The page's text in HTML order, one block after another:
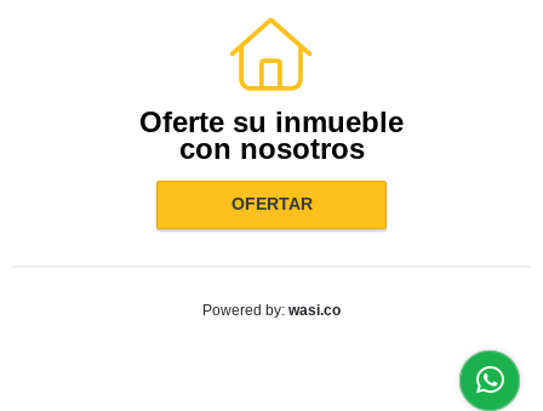
Oferte su inmueble
con nosotros
OFERTAR
Powered by: wasi.co